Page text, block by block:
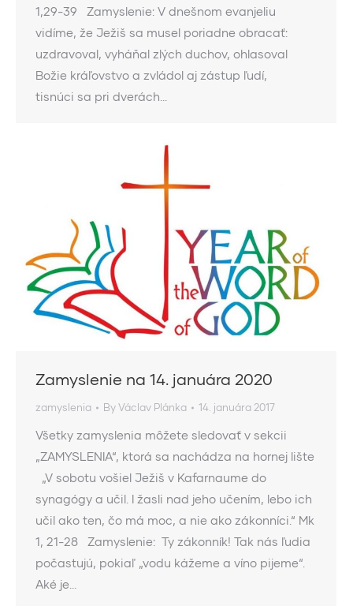
1,29-39 Zamyslenie: V dnešnom evanjeliu
vidíme, že Ježiš sa musel poriadne obracať:
uzdravoval, vyháňal zlých duchov, ohlasoval
Božie kráľovstvo a zvládol aj zástup ľudí,
tisnúci sa pri dverách…
Zamyslenie na 14. januára 2020
zamyslenia ByVáclav Plánka 14. januára 2017
Všetky zamyslenia môžete sledovať v sekcii
„ZAMYSLENIA“, ktorá sa nachádza na hornej lište
„V sobotu vošiel Ježiš v Kafarnaume do
synagógy a učil. I žasli nad jeho učením, lebo ich
učil ako ten, čo má moc, a nie ako zákonníci.“ Mk
1, 21-28 Zamyslenie: Ty zákonník! Tak nás ľudia
počastujú, pokiaľ „vodu kážeme a víno pijeme“.
Aké je…